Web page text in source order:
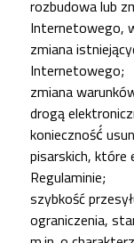
rozbudowa lub
Internetowego,
zmiana
Internetowego;
zmiana
drogą
konieczność́
pisarskich, które
Regulaminie;
szybkość
ograniczenia,